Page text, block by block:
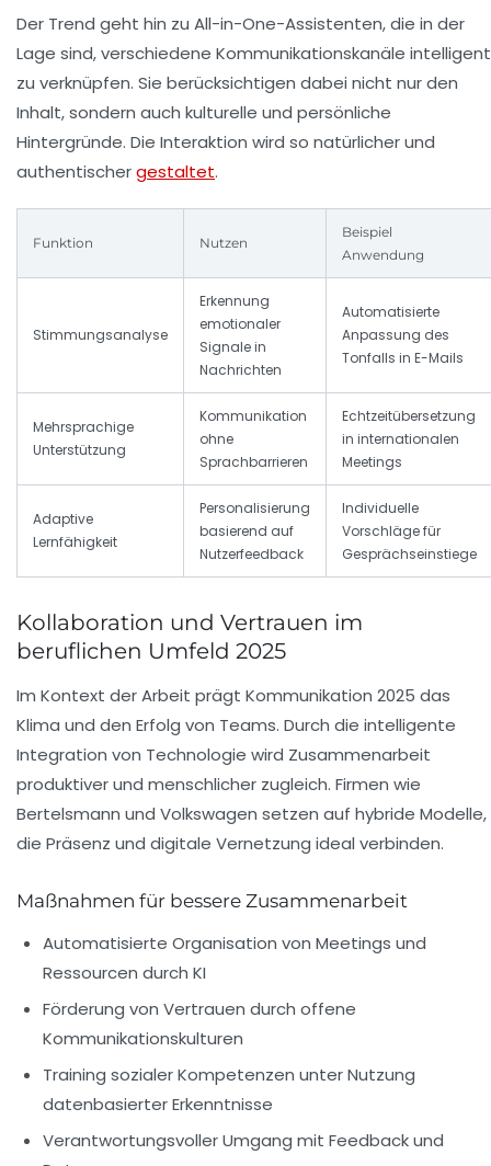
Der Trend geht hin zu All-in-One-Assistenten, die in der
Lage sind, verschiedene Kommunikationskanäle intelligent
zu verknüpfen. Sie berücksichtigen dabei nicht nur den
Inhalt, sondern auch kulturelle und persönliche
Hintergründe. Die Interaktion wird so natürlicher und
authentischergestaltet.
Funktion Nutzen
Beispiel
Anwendung
Stimmungsanalyse
Erkennung
emotionaler
Signale in
Nachrichten
Automatisierte
Anpassung des
Tonfalls in E-Mails
Mehrsprachige
Unterstützung
Kommunikation
ohne
Sprachbarrieren
Echtzeitübersetzung
in internationalen
Meetings
Adaptive
Lernfähigkeit
Personalisierung
basierend auf
Nutzerfeedback
Individuelle
Vorschläge für
Gesprächseinstiege
Kollaboration und Vertrauen im
beruflichen Umfeld 2025
Im Kontext der Arbeit prägt Kommunikation 2025 das
Klima und den Erfolg von Teams. Durch die intelligente
Integration von Technologie wird Zusammenarbeit
produktiver und menschlicher zugleich. Firmen wie
Bertelsmann und Volkswagen setzen auf hybride Modelle,
die Präsenz und digitale Vernetzung ideal verbinden.
Maßnahmen für bessere Zusammenarbeit
Automatisierte Organisation von Meetings und
Ressourcen durch KI
Förderung von Vertrauen durch offene
Kommunikationskulturen
Training sozialer Kompetenzen unter Nutzung
datenbasierter Erkenntnisse
Verantwortungsvoller Umgang mit Feedback und